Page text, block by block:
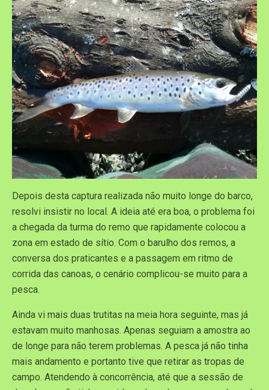
Depois desta captura realizada não muito longe do barco,
resolvi insistir no local. A ideia até era boa, o problema foi
a chegada da turma do remo que rapidamente colocou a
zona em estado de sítio. Com o barulho dos remos, a
conversa dos praticantes e a passagem em ritmo de
corrida das canoas, o cenário complicou-se muito para a
pesca.
Ainda vi mais duas trutitas na meia hora seguinte, mas já
estavam muito manhosas. Apenas seguiam a amostra ao
de longe para não terem problemas. A pesca já não tinha
mais andamento e portanto tive que retirar as tropas de
campo. Atendendo à concorrência, até que a sessão de